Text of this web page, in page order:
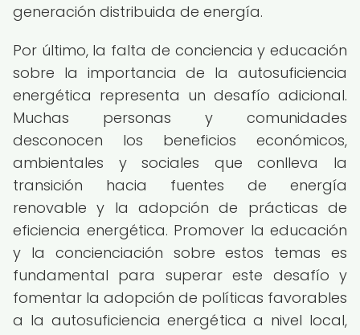
generación distribuida de energía.
Por último, la falta de conciencia y educación
sobre la importancia de la autosuficiencia
energética representa un desafío adicional.
Muchas personas y comunidades
desconocen los beneficios económicos,
ambientales y sociales que conlleva la
transición hacia fuentes de energía
renovable y la adopción de prácticas de
eficiencia energética. Promover la educación
y la concienciación sobre estos temas es
fundamental para superar este desafío y
fomentar la adopción de políticas favorables
a la autosuficiencia energética a nivel local,